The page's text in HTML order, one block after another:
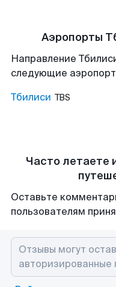
Аэропорты
Направление
следующие
Тбилиси TBS
Часто летаете
Оставьте
пользователям